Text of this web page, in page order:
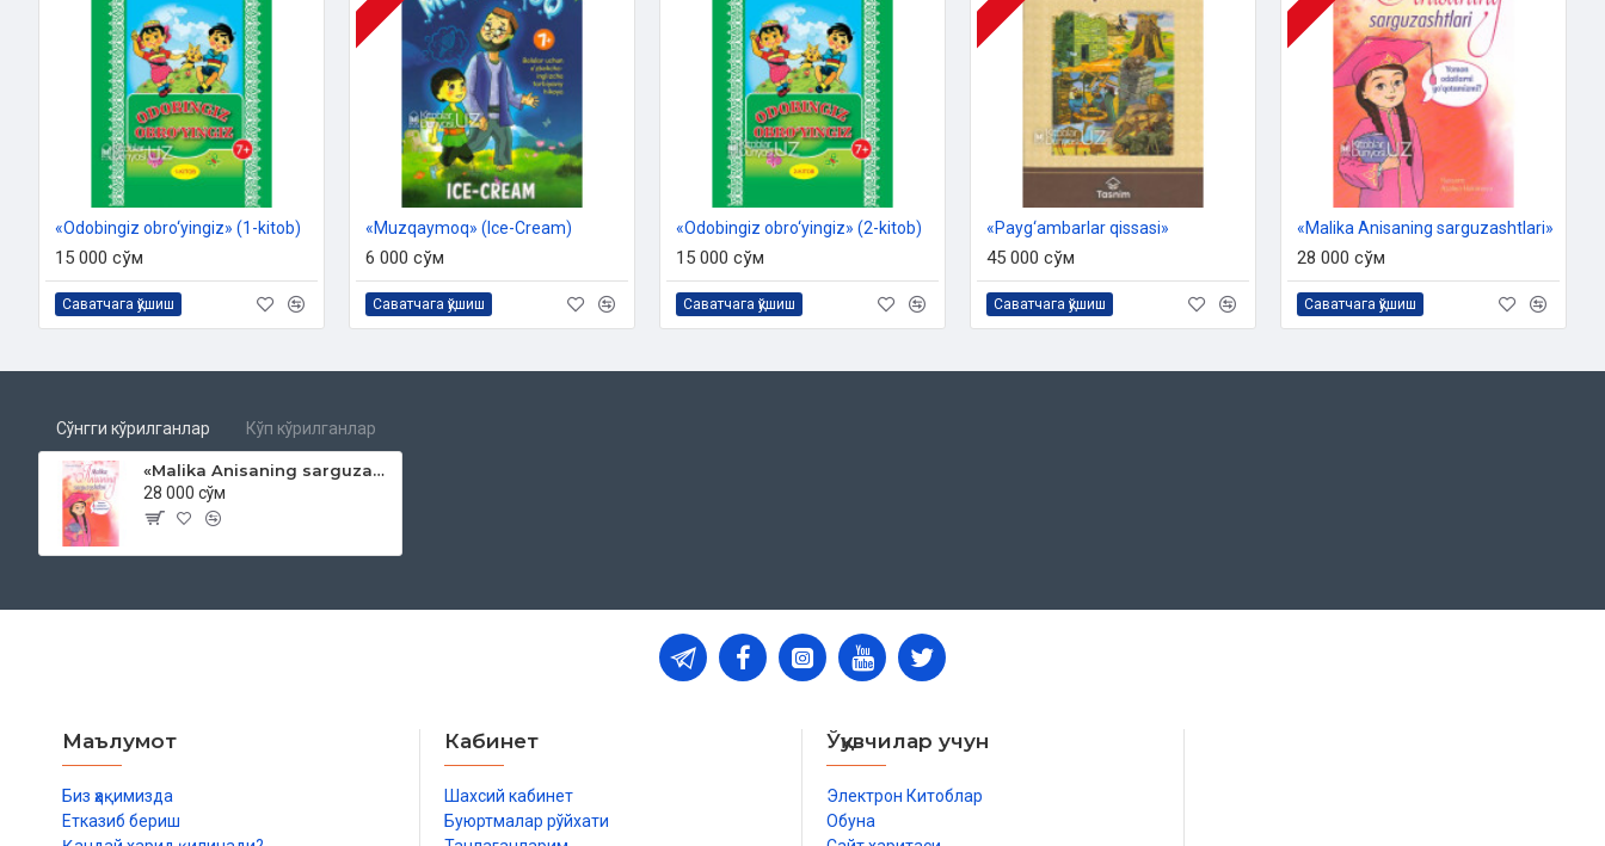
«Odobingiz obro‘yingiz» (1-kitob)
15 000 сўм
Саватчага қўшиш
«Muzqaymoq» (Ice-Cream)
6 000 сўм
Саватчага қўшиш
«Odobingiz obro‘yingiz» (2-kitob)
15 000 сўм
Саватчага қўшиш
«Payg‘ambarlar qissasi»
45 000 сўм
Саватчага қўшиш
«Malika Anisaning sarguzashtlari»
28 000 сўм
Саватчага қўшиш
Сўнгги кўрилганлар Кўп кўрилганлар
«Malika Anisaning sarguzashtlari»
28 000 сўм
Маълумот
Биз ҳақимизда
Етказиб бериш
Кабинет
Шахсий кабинет
Буюртмалар рўйхати
Ўқувчилар учун
Электрон Китоблар
Обуна